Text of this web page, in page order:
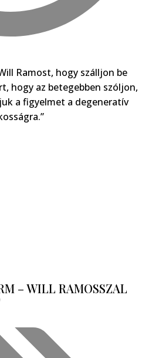
Ramost, hogy szálljon be
hogy az betegebben szóljon,
a figyelmet a degeneratív
– WILL RAMOSSZAL